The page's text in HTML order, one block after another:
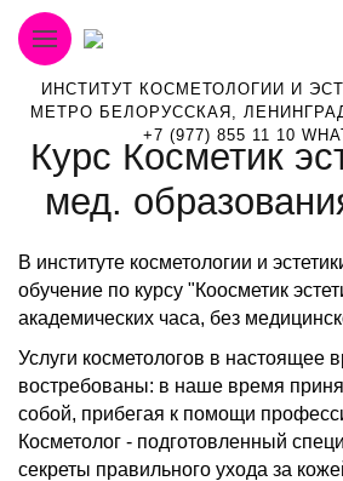
ИНСТИТУТ КОСМЕТОЛОГИИ И
МЕТРО БЕЛОРУССКАЯ,
+7 (977) 855 11 10
Курс Косметик
мед.
В институте косметологии и
обучение по курсу "Коосметик
академических часа, без
Услуги косметологов в настоящее
востребованы: в наше время
собой, прибегая к помощи
Косметолог - подготовленный
секреты правильного ухода за